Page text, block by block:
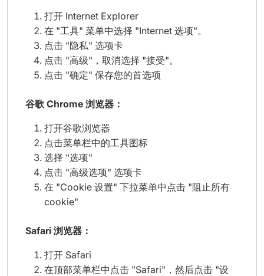
打开 Internet Explorer
在 "工具" 菜单中选择 "Internet 选项"。
点击 "隐私" 选项卡
点击 "高级"，取消选择 "接受"。
点击 "确定" 保存您的首选项
谷歌 Chrome 浏览器：
打开谷歌浏览器
点击菜单栏中的工具图标
选择 "选项"
点击 "高级选项" 选项卡
在 "Cookie 设置" 下拉菜单中点击 "阻止所有
cookie"
Safari 浏览器：
打开 Safari
在顶部菜单栏中点击 "Safari"，然后点击 "设